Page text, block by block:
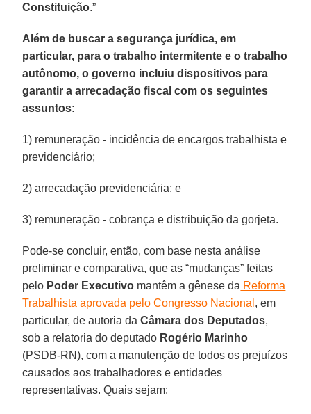
Constituição.”
Além de buscar a segurança jurídica, em
particular, para o trabalho intermitente e o trabalho
autônomo, o governo incluiu dispositivos para
garantir a arrecadação fiscal com os seguintes
assuntos:
1) remuneração - incidência de encargos trabalhista e
previdenciário;
2) arrecadação previdenciária; e
3) remuneração - cobrança e distribuição da gorjeta.
Pode-se concluir, então, com base nesta análise
preliminar e comparativa, que as “mudanças” feitas
pelo Poder Executivo mantêm a gênese da Reforma
Trabalhista aprovada pelo Congresso Nacional , em
particular, de autoria daCâmara dos Deputados,
sob a relatoria do deputado Rogério Marinho
(PSDB-RN), com a manutenção de todos os prejuízos
causados aos trabalhadores e entidades
representativas. Quais sejam: